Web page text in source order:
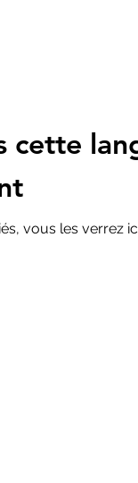
cette
vous les verrez